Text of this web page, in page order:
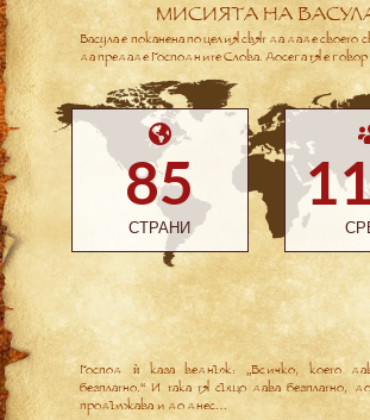
МИСИЯТА НА
Васула е поканена по целия свят да даде своето
да предаде Господните Слова. Досега тя е
85
СТРАНИ
Господ ѝ каза веднъж: „Всичко, което
безплатно.“ И така тя също дава безплатно,
продължава и до днес…